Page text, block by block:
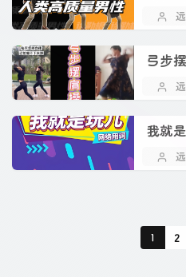
弓步
我就
1 2